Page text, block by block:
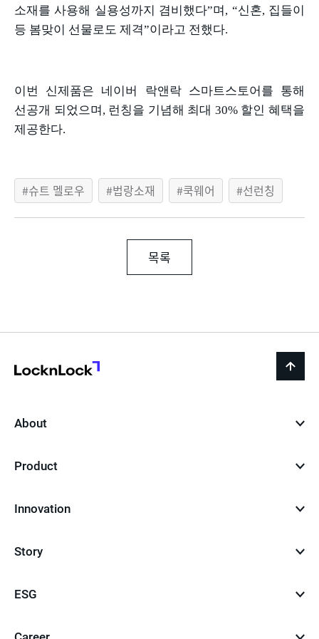
소재를 사용해 실용성까지 겸비했다”며 , “신혼, 집들이
등 봄맞이 선물로도 제격”이라고 전했다.
이번 신제품은 네이버 락앤락 스마트스토어를 통해
선공개 되었으며 , 런칭을 기념해 최대 30% 할인 혜택을
제공한다.
슈트 멜로우 법랑소재 쿡웨어 선런칭
목록
back
About
Product
Innovation
Story
ESG